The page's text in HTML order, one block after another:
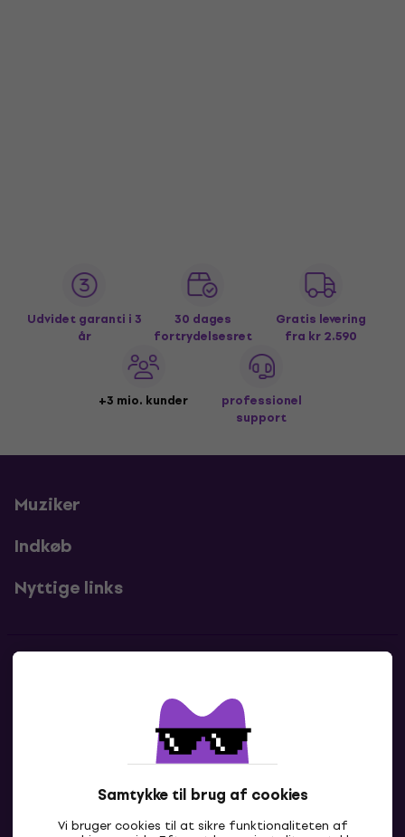
Samtykke til brug af cookies
Vi bruger cookies til at sikre funktionaliteten af
Udvidet garanti i 3
år
30 dages
fortrydelsesret
Gratis levering
fra kr 2.590
+3 mio. kunder
professionel
support
Muziker
Indkøb
Nyttige links
Kontakt os